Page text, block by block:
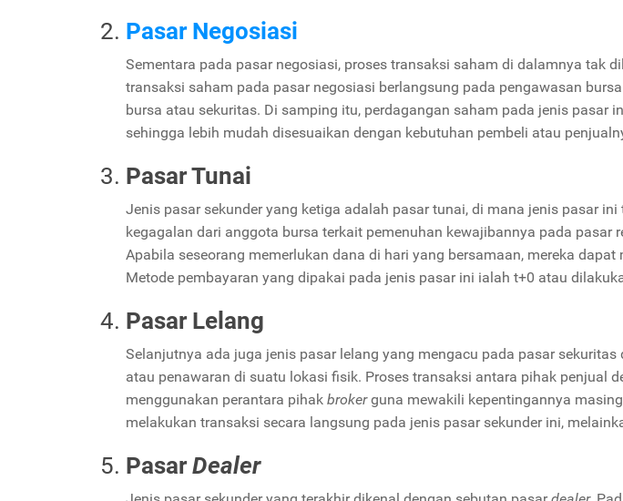
Pasar Negosiasi
Sementara pada pasar negosiasi, proses transaksi saham di dalamnya tak
transaksi saham pada pasar negosiasi berlangsung pada pengawasan
bursa atau sekuritas. Di samping itu, perdagangan saham pada jenis pasar
sehingga lebih mudah disesuaikan dengan kebutuhan pembeli atau
Pasar Tunai
Jenis pasar sekunder yang ketiga adalah pasar tunai, di mana jenis pasar
kegagalan dari anggota bursa terkait pemenuhan kewajibannya pada pasar
Apabila seseorang memerlukan dana di hari yang bersamaan, mereka
Metode pembayaran yang dipakai pada jenis pasar ini ialah t+0 atau
Pasar Lelang
Selanjutnya ada juga jenis pasar lelang yang mengacu pada pasar
atau penawaran di suatu lokasi fisik. Proses transaksi antara pihak penjual
menggunakan perantara pihak brokerguna mewakili kepentingannya
melakukan transaksi secara langsung pada jenis pasar sekunder ini,
PasarDealer